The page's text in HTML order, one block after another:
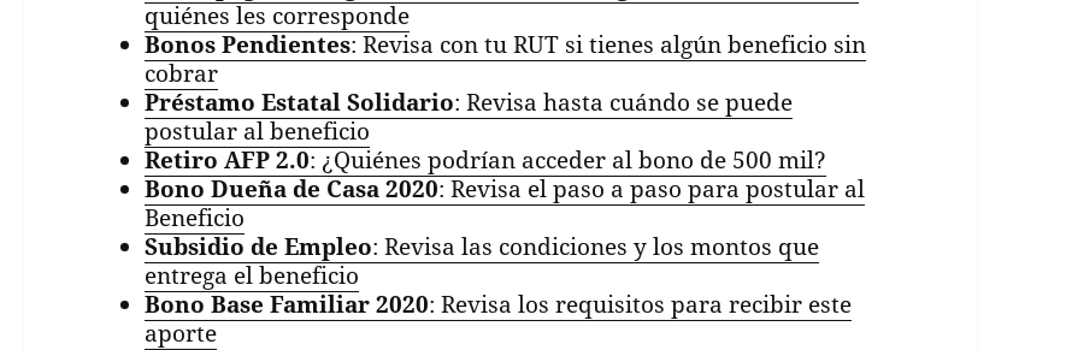
quiénes les corresponde
Bonos Pendientes: Revisa con tu RUT si tienes algún beneficio sin
cobrar
Préstamo Estatal Solidario: Revisa hasta cuándo se puede
postular al beneficio
Retiro AFP 2.0: ¿Quiénes podrían acceder al bono de 500 mil?
Bono Dueña de Casa 2020: Revisa el paso a paso para postular al
Beneficio
Subsidio de Empleo: Revisa las condiciones y los montos que
entrega el beneficio
Bono Base Familiar 2020: Revisa los requisitos para recibir este
aporte